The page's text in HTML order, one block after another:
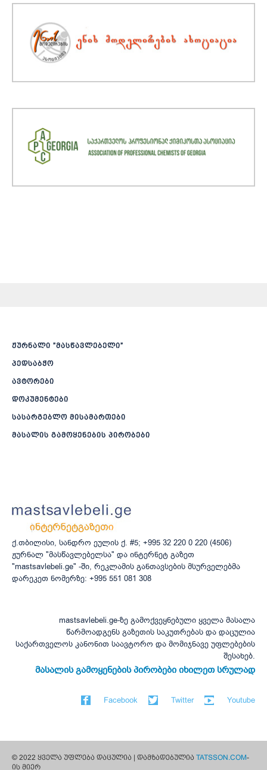
ჟურნალი ”მასწავლებელი”
პედსაბჭო
ავტორები
დოკუმენტები
სასარგებლო მისამართები
მასალის გამოყენების პირობები
ქ.თბილისი, სანდრო ეულის ქ. #5; +995 32 220 0 220 (4506)
ჟურნალ "მასწავლებელსა" და ინტერნეტ გაზეთ
"mastsavlebeli.ge" -ში, რეკლამის განთავსების მსურველებმა
დარეკეთ ნომერზე: +995 551 081 308
mastsavlebeli.ge-ზე გამოქვეყნებული ყველა მასალა
წარმოადგენს გაზეთის საკუთრებას და დაცულია
საქართველოს კანონით საავტორო და მომიჯნავე უფლებების
შესახებ.
მასალის გამოყენების პირობები იხილეთ სრულად
Facebook Twitter Youtube
© 2022 ყველა უფლება დაცულია | დამზადებულია TATSSON.COM-
ის მიერ